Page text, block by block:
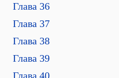
Глава 36
Глава 37
Глава 38
Глава 39
Глава 40